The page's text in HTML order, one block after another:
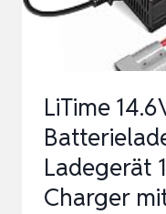
LiTime
Ladegerät
Charger